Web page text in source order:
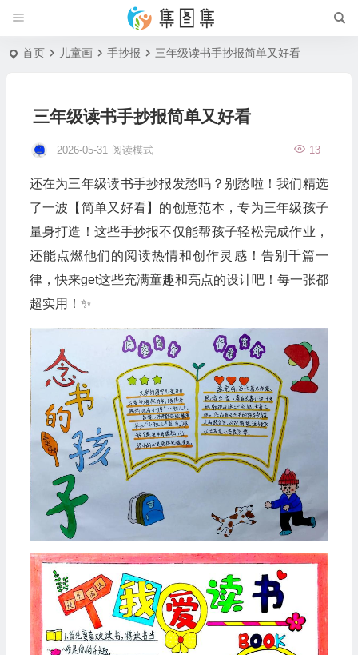
首页 儿童画 手抄报 三年级读书手抄报简单又好看
三年级读书手抄报简单又好看
2026-05-31 13
阅读模式
还在为三年级读书手抄报发愁吗？别愁啦！我们精选
了一波【简单又好看】的创意范本，专为三年级孩子
量身打造！这些手抄报不仅能帮孩子轻松完成作业，
还能点燃他们的阅读热情和创作灵感！告别千篇一
律，快来get这些充满童趣和亮点的设计吧！每一张都
超实用！✨